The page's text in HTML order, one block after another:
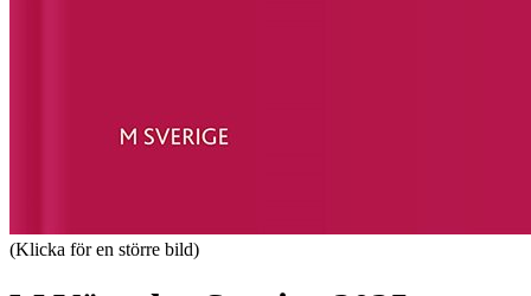
(Klicka för en större bild)